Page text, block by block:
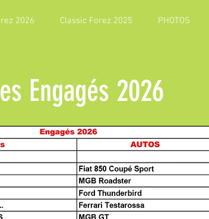
2026 Classic Forez 2025 PHOTOS
Engagés 2026